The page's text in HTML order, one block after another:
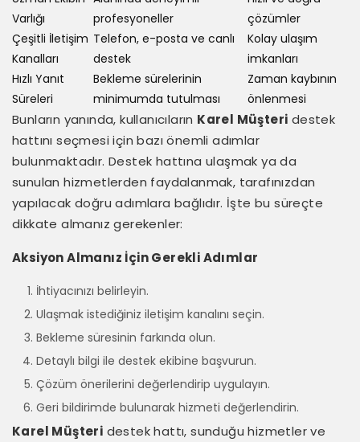
Varlığı
profesyoneller
çözümler
Çeşitli İletişim
Kanalları
Telefon, e-posta ve canlı
destek
Kolay ulaşım
imkanları
Hızlı Yanıt
Süreleri
Bekleme sürelerinin
minimumda tutulması
Zaman kaybının
önlenmesi
Bunların yanında, kullanıcıların Karel Müşteri destek
hattını seçmesi için bazı önemli adımlar
bulunmaktadır. Destek hattına ulaşmak ya da
sunulan hizmetlerden faydalanmak, tarafınızdan
yapılacak doğru adımlara bağlıdır. İşte bu süreçte
dikkate almanız gerekenler:
Aksiyon Almanız İçin Gerekli Adımlar
İhtiyacınızı belirleyin.
Ulaşmak istediğiniz iletişim kanalını seçin.
Bekleme süresinin farkında olun.
Detaylı bilgi ile destek ekibine başvurun.
Çözüm önerilerini değerlendirip uygulayın.
Geri bildirimde bulunarak hizmeti değerlendirin.
Karel Müşteri destek hattı, sunduğu hizmetler ve